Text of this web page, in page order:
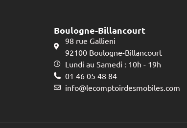
Boulogne-Billancourt
98 rue Gallieni
92100 Boulogne-Billancourt
Lundi au Samedi : 10h - 19h
01 46 05 48 84
info@lecomptoirdesmobiles.com